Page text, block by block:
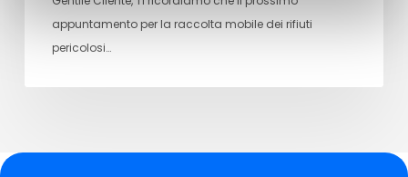
appuntamento per la raccolta mobile dei rifiuti
pericolosi…